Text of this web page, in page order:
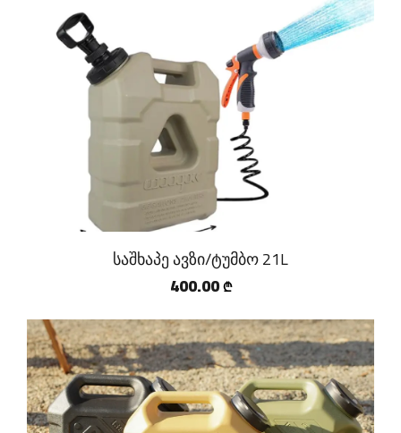
საშხაპე ავზი/ტუმბო 21L
400.00 ₾